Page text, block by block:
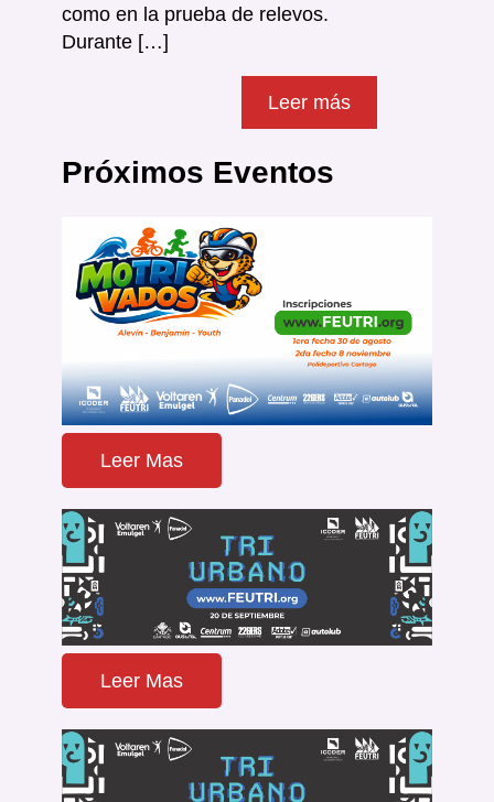
como en la prueba de relevos.
Durante […]
Leer más
Próximos Eventos
Leer Mas
Leer Mas